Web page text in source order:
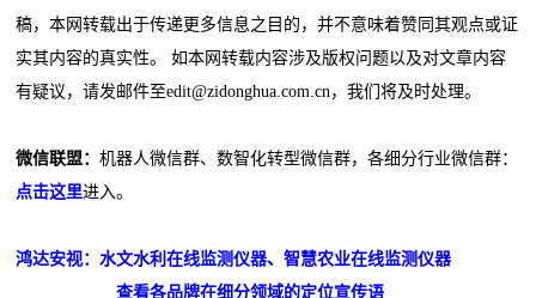
稿，本网转载出于传递更多信息之目的，并不意味着赞同其观点或证
实其内容的真实性。 如本网转载内容涉及版权问题以及对文章内容
有疑议，请发邮件至edit@zidonghua.com.cn，我们将及时处理。
微信联盟：机器人微信群、数智化转型微信群，各细分行业微信群：
点击这里进入。
鸿达安视：水文水利在线监测仪器、智慧农业在线监测仪器
查看各品牌在细分领域的定位宣传语